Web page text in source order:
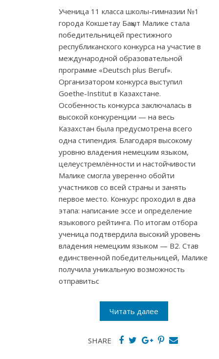
Ученица 11 класса школы-гимназии №1
города Кокшетау Бақыт Малике стала
победительницей престижного
республиканского конкурса на участие в
международной образовательной
программе «Deutsch plus Beruf».
Организатором конкурса выступил
Goethe-Institut в Казахстане.
Особенность конкурса заключалась в
высокой конкуренции — на весь
Казахстан была предусмотрена всего
одна стипендия. Благодаря высокому
уровню владения немецким языком,
целеустремлённости и настойчивости
Малике смогла уверенно обойти
участников со всей страны и занять
первое место. Конкурс проходил в два
этапа: написание эссе и определение
языкового рейтинга. По итогам отбора
ученица подтвердила высокий уровень
владения немецким языком — B2. Став
единственной победительницей, Малике
получила уникальную возможность
отправитьс
Читать далее
SHARE